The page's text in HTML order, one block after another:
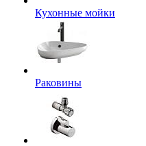
Кухонные мойки
Раковины